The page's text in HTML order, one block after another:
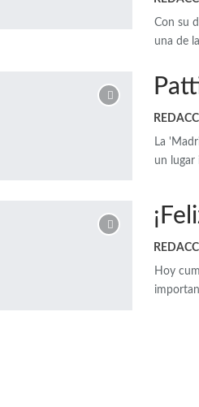
Con su
una de
La
un lugar
Hoy